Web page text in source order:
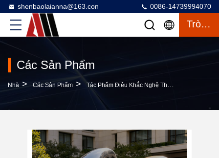
shenbaolaianna@163.con 0086-14739994070
Trò Chuyện
Các Sản Phẩm
Nhà > Các Sản Phẩm > Tác Phẩm Điêu Khắc Nghệ Thuật Công Cộng